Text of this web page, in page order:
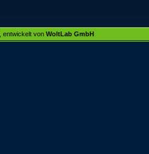
, entwickelt von WoltLab GmbH